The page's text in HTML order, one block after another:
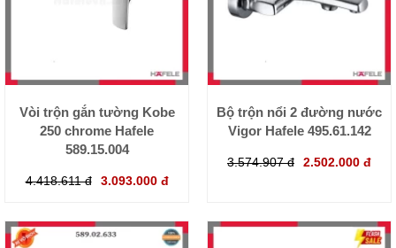
Vòi trộn gắn tường Kobe
250 chrome Hafele
589.15.004
4.418.611 đ 3.093.000 đ
Bộ trộn nổi 2 đường nước
Vigor Hafele 495.61.142
3.574.907 đ 2.502.000 đ